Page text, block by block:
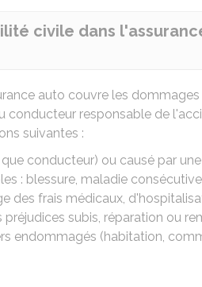
civile dans
auto couvre les dommages
conducteur responsable de
suivantes :
conducteur) ou causé par
: blessure, maladie
des frais médicaux,
subis, réparation ou
endommagés (habitation,